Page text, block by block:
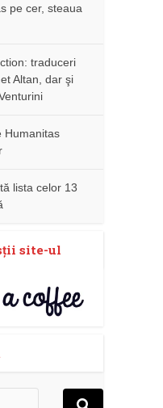
pe cer, steaua
traduceri
Altan, dar şi
Humanitas
lista celor 13
site-ul